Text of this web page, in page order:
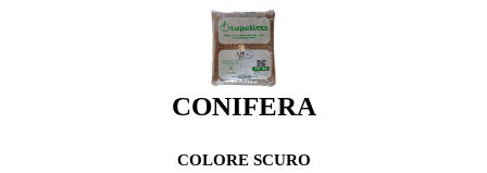
CONIFERA
COLORE SCURO